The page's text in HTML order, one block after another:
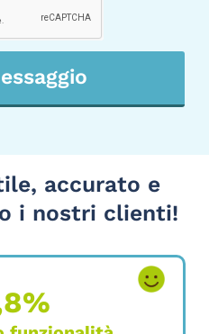
accurato e
i nostri clienti!